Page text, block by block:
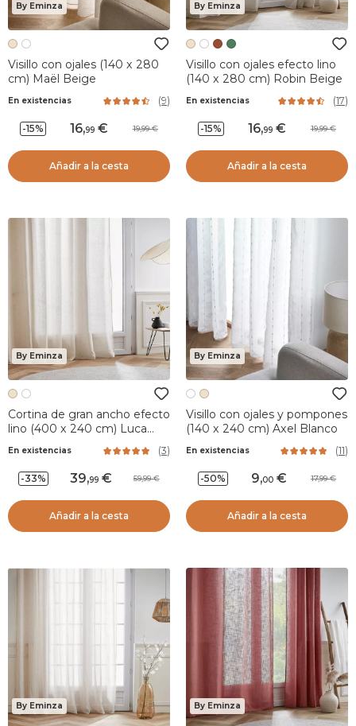
By Eminza
Visillo con ojales (140 x 280
cm) Maël Beige
En existencias (9)
-15% 16,99 19,99
Añadir a la cesta
By Eminza
Visillo con ojales efecto lino
(140 x 280 cm) Robin Beige
En existencias (17)
-15% 16,99 19,99
Añadir a la cesta
By Eminza
Cortina de gran ancho efecto
lino (400 x 240 cm) Luca
En existencias (3)
-33% 39,99 59,99
Añadir a la cesta
By Eminza
Visillo con ojales y pompones
(140 x 240 cm) Axel Blanco
En existencias (11)
-50% 9,00 17,99
Añadir a la cesta
By Eminza By Eminza